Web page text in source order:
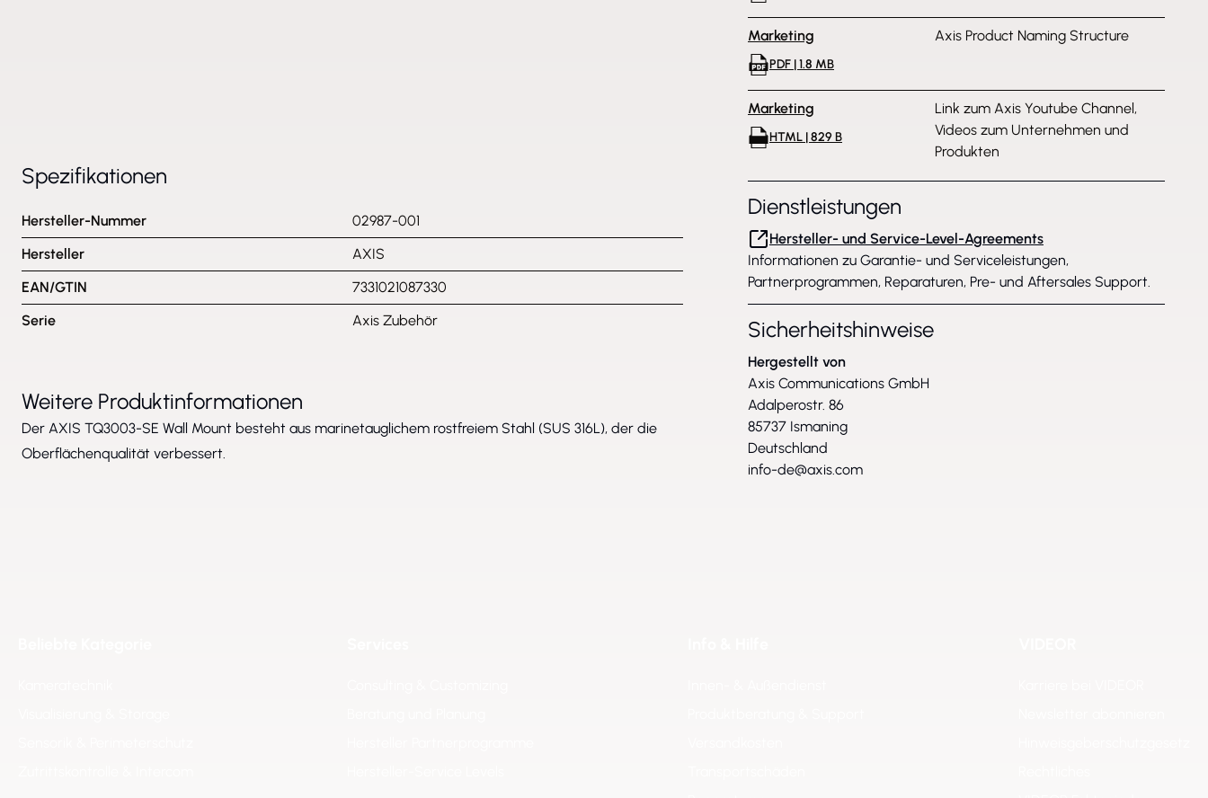
Spezifikationen
Hersteller-Nummer
02987-001
Hersteller
AXIS
EAN/GTIN
7331021087330
Serie
Axis Zubehör
Weitere Produktinformationen
Der AXIS TQ3003-SE Wall Mount besteht aus marinetauglichem rostfreiem Stahl (SUS 316L), der die
Oberflächenqualität verbessert.
Marketing
PDF | 1.8 MB
Axis Product Naming Structure
Marketing
HTML | 829 B
Link zum Axis Youtube Channel,
Videos zum Unternehmen und
Produkten
Dienstleistungen
Hersteller- und Service-Level-Agreements
Informationen zu Garantie- und Serviceleistungen,
Partnerprogrammen, Reparaturen, Pre- und Aftersales Support.
Sicherheitshinweise
Hergestellt von
Axis Communications GmbH
Adalperostr. 86
85737 Ismaning
Deutschland
info-de@axis.com